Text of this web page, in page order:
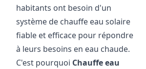
habitants ont besoin d'un
système de chauffe eau solaire
fiable et efficace pour répondre
à leurs besoins en eau chaude.
C'est pourquoi Chauffe eau